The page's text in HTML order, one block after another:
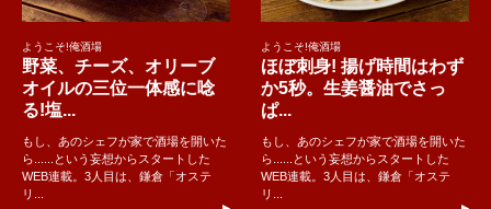
ようこそ!俺酒場
野菜、チーズ、オリーブ
オイルの三位一体感に唸
る!塩...
もし、あのシェフが家で酒場を開いた
ら......という妄想からスタートした
WEB連載。3人目は、鎌倉「オステ
リ...
ようこそ!俺酒場
ほぼ刺身! 揚げ時間はわず
か5秒。生姜醤油でさっ
ぱ...
もし、あのシェフが家で酒場を開いた
ら......という妄想からスタートした
WEB連載。3人目は、鎌倉「オステ
リ...